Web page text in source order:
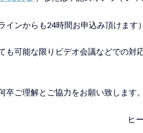
ンからも24時間お申込み頂けます）
も可能な限りビデオ会議などでの対
ご理解とご協力をお願い致します。
ヒ